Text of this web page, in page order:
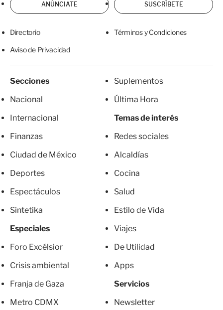
ANÚNCIATE SUSCRÍBETE
Directorio Términos y Condiciones
Aviso de Privacidad
Secciones
Nacional
Internacional
Finanzas
Ciudad de México
Deportes
Espectáculos
Sintetika
Especiales
Foro Excélsior
Crisis ambiental
Franja de Gaza
Metro CDMX
Suplementos
Última Hora
Temas de interés
Redes sociales
Alcaldías
Cocina
Salud
Estilo de Vida
Viajes
De Utilidad
Apps
Servicios
Newsletter